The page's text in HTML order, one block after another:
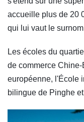
accueille plus de 20
qui lui vaut le
Les écoles du
de commerce
européenne, l'École
bilingue de Pinghe